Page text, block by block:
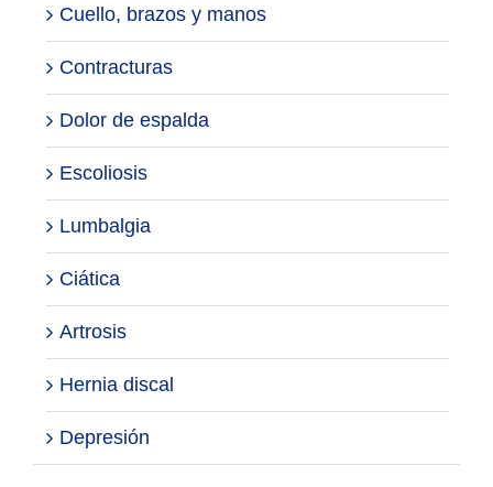
Cuello, brazos y manos
Contracturas
Dolor de espalda
Escoliosis
Lumbalgia
Ciática
Artrosis
Hernia discal
Depresión